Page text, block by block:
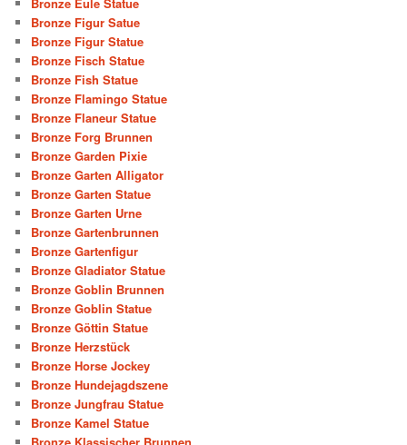
Bronze Figur Satue
Bronze Figur Statue
Bronze Fisch Statue
Bronze Fish Statue
Bronze Flamingo Statue
Bronze Flaneur Statue
Bronze Forg Brunnen
Bronze Garden Pixie
Bronze Garten Alligator
Bronze Garten Statue
Bronze Garten Urne
Bronze Gartenbrunnen
Bronze Gartenfigur
Bronze Gladiator Statue
Bronze Goblin Brunnen
Bronze Goblin Statue
Bronze Göttin Statue
Bronze Herzstück
Bronze Horse Jockey
Bronze Hundejagdszene
Bronze Jungfrau Statue
Bronze Kamel Statue